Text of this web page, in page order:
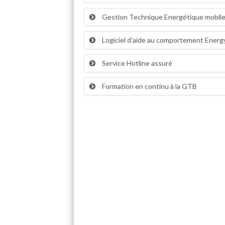
Gestion Technique Energétique mobile
Logiciel d'aide au comportement
Service Hotline assuré
Formation en continu à la GTB